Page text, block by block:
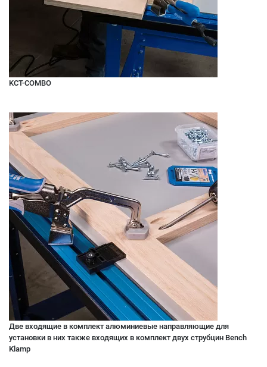
KCT-COMBO
Две входящие в комплект алюминиевые направляющие для
установки в них также входящих в комплект двух струбцин Bench
Klamp